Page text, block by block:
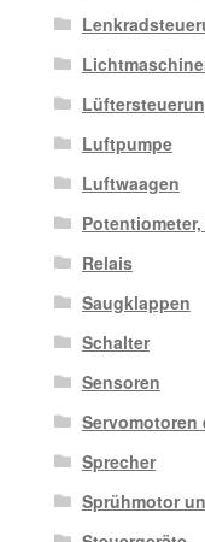
Luftpumpe
Luftwaagen
Relais
Saugklappen
Schalter
Sensoren
Servomotoren
Sprecher
Sprühmotor